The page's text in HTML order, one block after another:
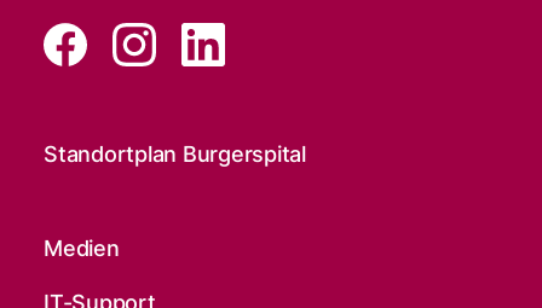
Standortplan Burgerspital
Medien
IT-Support